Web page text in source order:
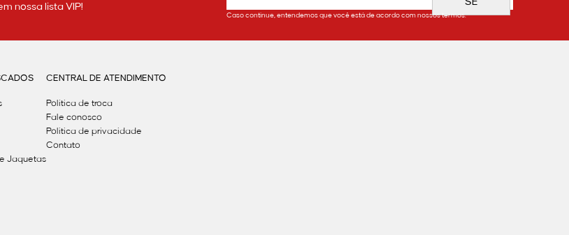
nossa lista VIP!
SE
Caso continue, entendemos que você está de acordo com nossos termos.
Jaquetas
CENTRAL DE ATENDIMENTO
Política de troca
Fale conosco
Politica de privacidade
Contato